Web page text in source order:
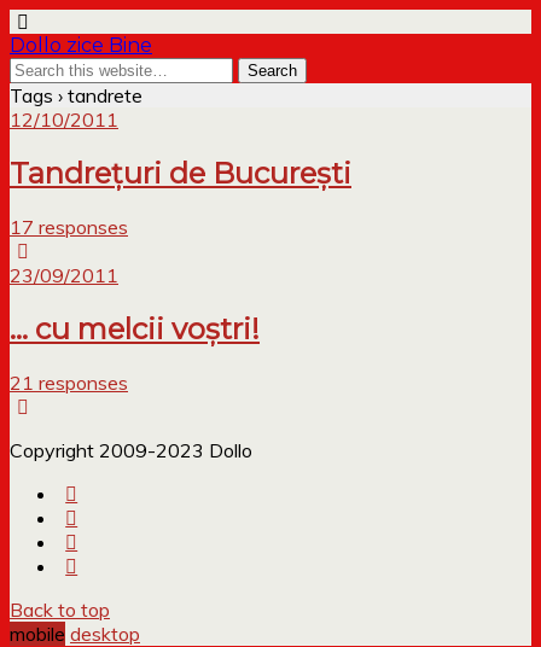
Dollo zice Bine
Tags › tandrete
12/10/2011
Tandrețuri de București
17 responses
23/09/2011
… cu melcii voștri!
21 responses
Copyright 2009-2023 Dollo
Back to top
mobile desktop